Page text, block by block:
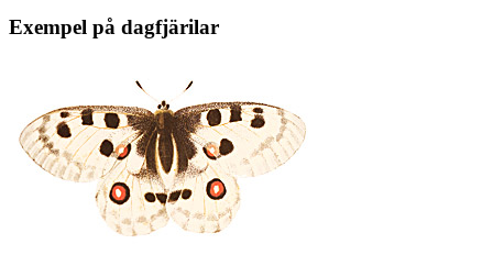
Exempel på dagfjärilar